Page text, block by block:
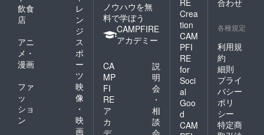
飲食
店
レ
ン
ジ
アニ
メ・
漫画
ス
ポ
ー
ツ
ファ
ッ
ショ
ン
映
像
・
映
画
ノウハウを無
料で学ぼう
CAMPFIRE
アカデミー
CA
MP
FI
RE
ア
カ
説
明
会
・
相
談
RE
Crea
tion
CAM
PFI
RE
for
Soci
al
Goo
d
CAM
合わせ
各種規定
利用規
約
細則
プライ
バシー
ポリ
シー
特定商